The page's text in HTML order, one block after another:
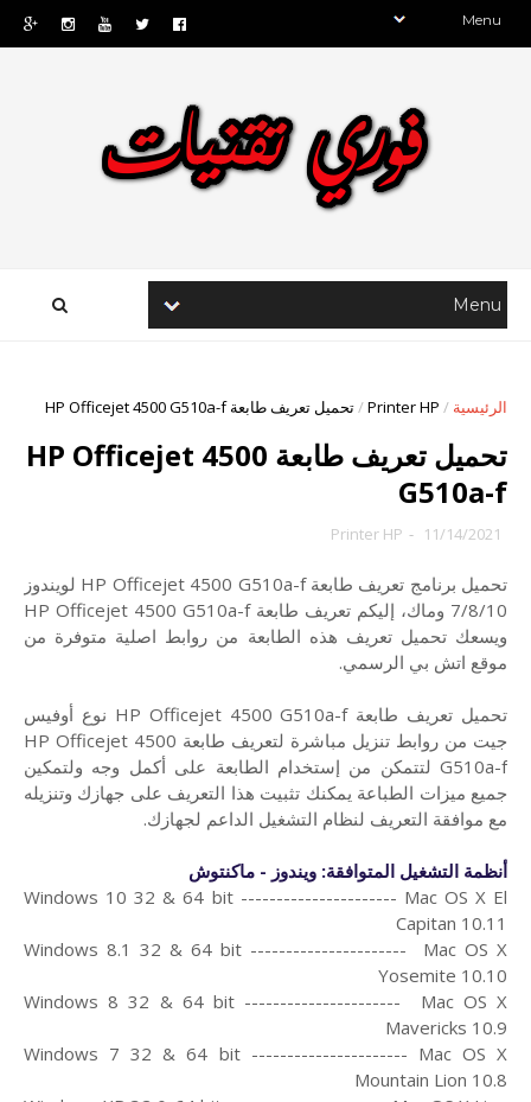
الرئيسية /
Printer HP
/تحميل تعريف طابعة HP Officejet 4500 G510a-f
تحميل تعريف طابعة HP Officejet 4500
G510a-f
11/14/2021
-
Printer HP
تحميل برنامج تعريف طابعة HP Officejet 4500 G510a-f لويندوز
7/8/10 وماك،
إليكم تعريف طابعة HP Officejet 4500 G510a-f
ويسعك تحميل تعريف هذه الطابعة من روابط اصلية متوفرة من
موقع اتش بي الرسمي.
تحميل تعريف طابعة HP Officejet 4500 G510a-f نوع أوفيس
جيت من روابط تنزيل مباشرة لتعريف طابعة HP Officejet 4500
G510a-f لتتمكن من إستخدام الطابعة على أكمل وجه ولتمكين
جميع ميزات الطباعة يمكنك تثبيت هذا التعريف على جهازك وتنزيله
مع موافقة التعريف لنظام التشغيل الداعم لجهازك.
أنظمة التشغيل المتوافقة: ويندوز - ماكنتوش
Windows 10 32 & 64 bit ---------------------- Mac OS X El
Capitan 10.11
Windows 8.1 32 & 64 bit ---------------------- Mac OS X
Yosemite 10.10
Windows 8 32 & 64 bit ---------------------- Mac OS X
Mavericks 10.9
Windows 7 32 & 64 bit ---------------------- Mac OS X
Mountain Lion 10.8